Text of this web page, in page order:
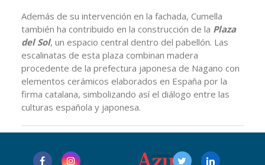
Además de su intervención en la fachada, Cumella
también ha contribuido en la construcción de la Plaza
del Sol, un espacio central dentro del pabellón. Las
escalinatas de esta plaza combinan madera
procedente de la prefectura japonesa de Nagano con
elementos cerámicos elaborados en España por la
firma catalana, simbolizando así el diálogo entre las
culturas española y japonesa.